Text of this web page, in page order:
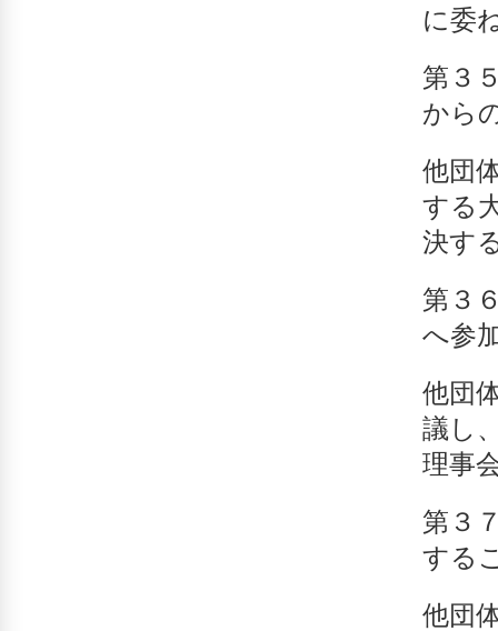
に委
第３
から
他団
する
決す
第３
へ参
他団
議し
理事
第３
する
他団